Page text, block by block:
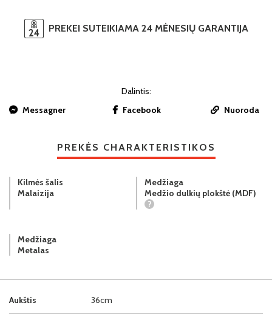
PREKEI SUTEIKIAMA 24 MĖNESIŲ GARANTIJA
Dalintis:
Messagner
Facebook Nuoroda
PREKĖS CHARAKTERISTIKOS
Aukštis 36cm
Kilmės šalis
Malaizija
Medžiaga
Medžio dulkių plokštė (MDF)
?
Medžiaga
Metalas